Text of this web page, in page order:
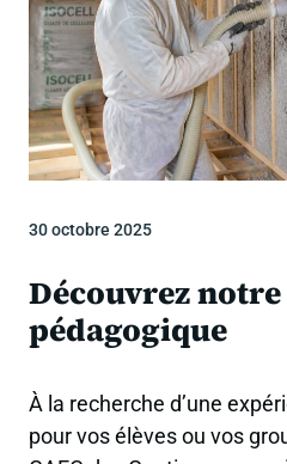
30 octobre 2025
Découvrez
pédagogique
À la recherche d’une
pour vos élèves ou vos